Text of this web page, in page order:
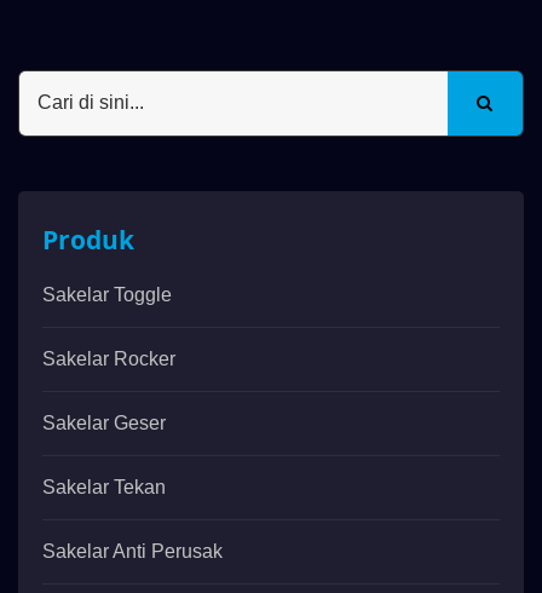
Produk
Sakelar Toggle
Sakelar Rocker
Sakelar Geser
Sakelar Tekan
Sakelar Anti Perusak